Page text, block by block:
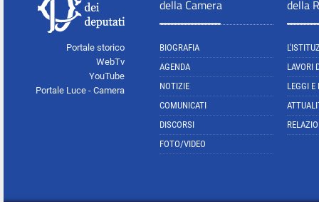
Portale storico
WebTv
YouTube
Portale Luce - Camera
della Camera
BIOGRAFIA
AGENDA
NOTIZIE
COMUNICATI
DISCORSI
FOTO/VIDEO
della
LAVORI
LEGGI E